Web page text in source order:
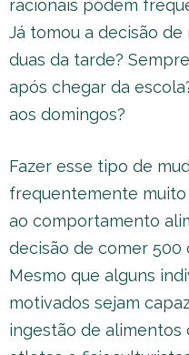
racionais podem
Já tomou a decisão
duas da tarde?
após chegar da
aos domingos?
Fazer esse tipo de
frequentemente
ao comportamento
decisão de comer 500
Mesmo que alguns
motivados sejam
ingestão de